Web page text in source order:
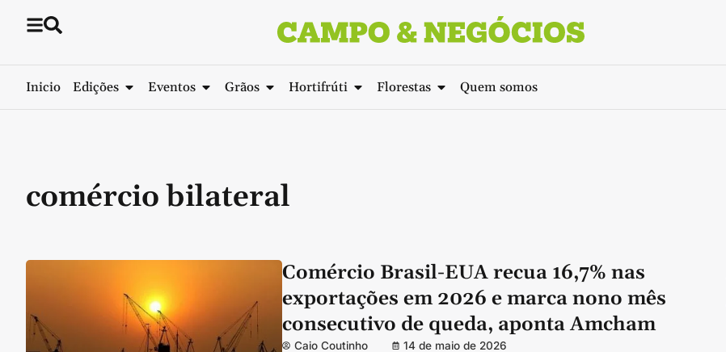
Inicio Edições Eventos Grãos Hortifrúti Florestas Quem somos
comércio bilateral
Comércio Brasil-EUA recua 16,7% nas
exportações em 2026 e marca nono mês
consecutivo de queda, aponta Amcham
Caio Coutinho 14 de maio de 2026